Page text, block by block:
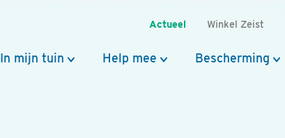
Actueel Winkel Zeist
In mijn tuin Help mee Bescherming